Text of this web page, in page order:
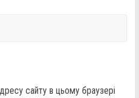
сайту в цьому браузері